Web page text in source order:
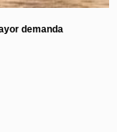
demanda